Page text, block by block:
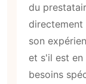
du
son
et s'il est en
besoins